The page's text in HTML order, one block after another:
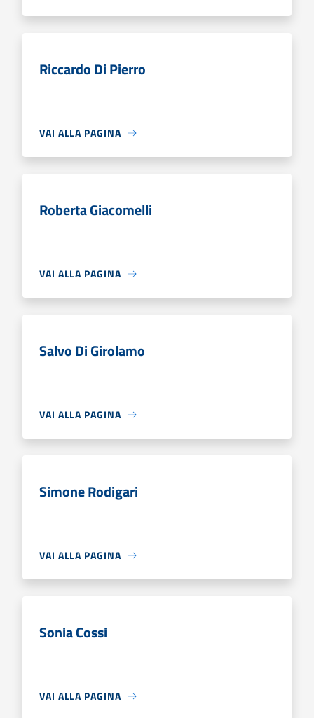
Riccardo Di Pierro
VAI ALLA PAGINA
Roberta Giacomelli
VAI ALLA PAGINA
Salvo Di Girolamo
VAI ALLA PAGINA
Simone Rodigari
VAI ALLA PAGINA
Sonia Cossi
VAI ALLA PAGINA